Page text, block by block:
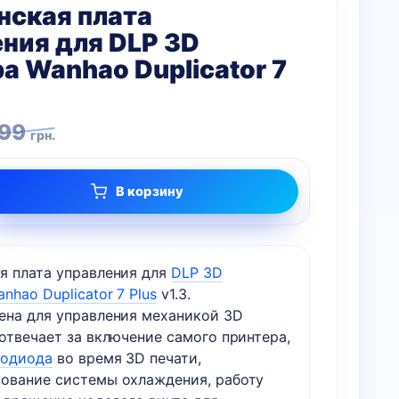
плата
для DLP 3D
Wanhao Duplicator 7
грн.
плата управления для DLP 3D
Duplicator 7 Plus v1.3.
для управления механикой 3D
за включение самого принтера,
во время 3D печати,
системы охлаждения, работу
В корзину